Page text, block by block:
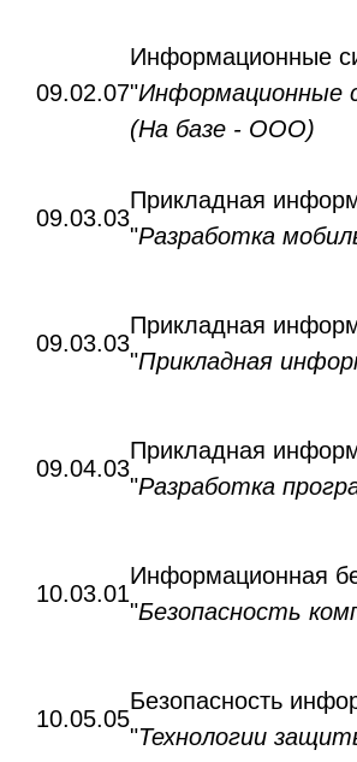
09.02.07
Информационные
"Информационные
(На базе - ООО)
09.03.03
Прикладная
"Разработка
09.03.03
Прикладная
"Прикладная
09.04.03
Прикладная
"Разработка
10.03.01
Информационная
"Безопасность
10.05.05
Безопасность
"Технологии